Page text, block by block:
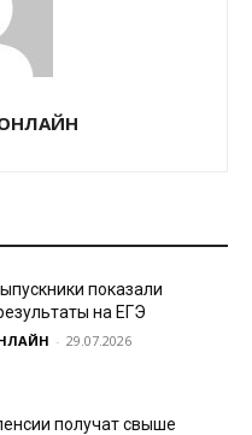
показали
на ЕГЭ
- 29.07.2026
получат свыше